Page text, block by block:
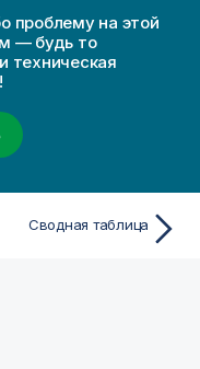
проблему на этой
— будь то
техническая
Сводная таблица